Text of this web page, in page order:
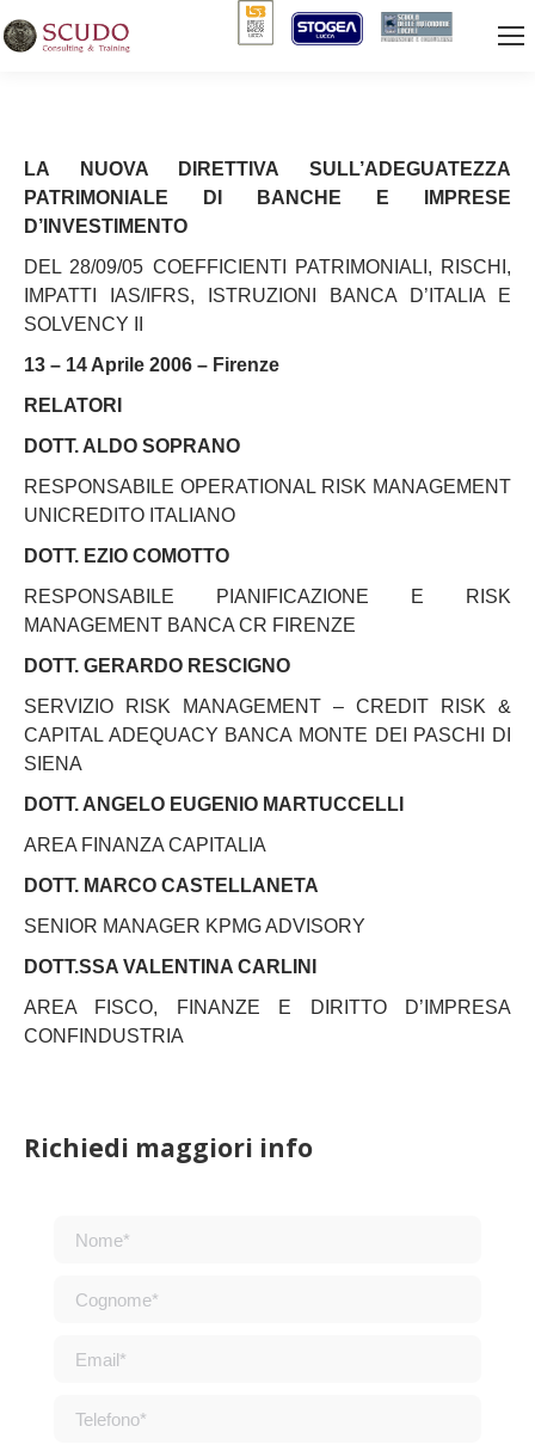
LA NUOVA DIRETTIVA SULL’ADEGUATEZZA
PATRIMONIALE DI BANCHE E IMPRESE
D’INVESTIMENTO
DEL 28/09/05 COEFFICIENTI PATRIMONIALI, RISCHI,
IMPATTI IAS/IFRS, ISTRUZIONI BANCA D’ITALIA E
SOLVENCY II
13 – 14 Aprile 2006 – Firenze
RELATORI
DOTT. ALDO SOPRANO
RESPONSABILE OPERATIONAL RISK MANAGEMENT
UNICREDITO ITALIANO
DOTT. EZIO COMOTTO
RESPONSABILE PIANIFICAZIONE E RISK
MANAGEMENT BANCA CR FIRENZE
DOTT. GERARDO RESCIGNO
SERVIZIO RISK MANAGEMENT – CREDIT RISK &
CAPITAL ADEQUACY BANCA MONTE DEI PASCHI DI
SIENA
DOTT. ANGELO EUGENIO MARTUCCELLI
AREA FINANZA CAPITALIA
DOTT. MARCO CASTELLANETA
SENIOR MANAGER KPMG ADVISORY
DOTT.SSA VALENTINA CARLINI
AREA FISCO, FINANZE E DIRITTO D’IMPRESA
CONFINDUSTRIA
Richiedi maggiori info